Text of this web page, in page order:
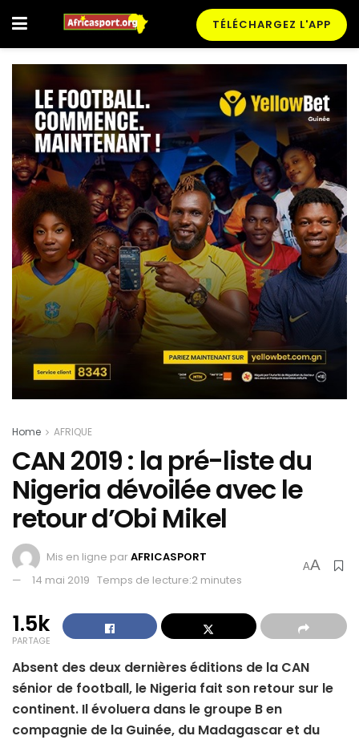
TÉLÉCHARGEZ L'APP
Home AFRIQUE
CAN 2019 : la pré-liste du
Nigeria dévoilée avec le
retour d’Obi Mikel
Mis en ligne parAFRICASPORT
14 mai 2019 Temps de lecture:2 minutes
AA
1.5k
PARTAGE
Absent des deux dernières éditions de la CAN
sénior de football, le Nigeria fait son retour sur le
continent. Il évoluera dans le groupe B en
compagnie de la Guinée, du Madagascar et du